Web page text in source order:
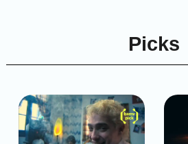
Picks